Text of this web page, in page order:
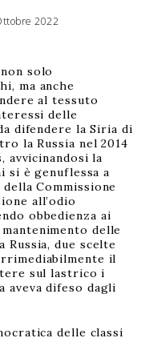
2022
solo
ma anche
al tessuto
delle
difendere la Siria di
la Russia nel 2014
la
è genuflessa a
Commissione
all’odio
obbedienza ai
delle
Russia, due scelte
il
sul lastrico i
aveva difeso dagli
delle classi